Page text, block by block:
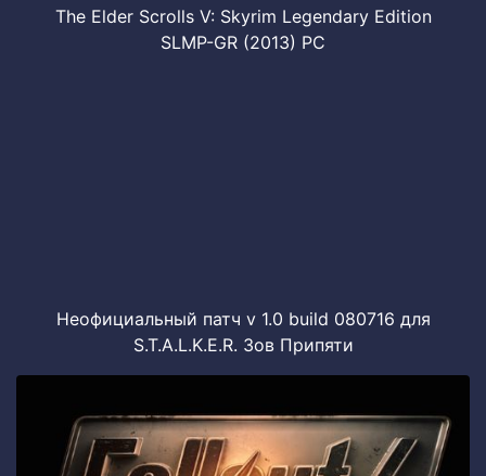
The Elder Scrolls V: Skyrim Legendary Edition
SLMP-GR (2013) PC
Неофициальный патч v 1.0 build 080716 для
S.T.A.L.K.E.R. Зов Припяти